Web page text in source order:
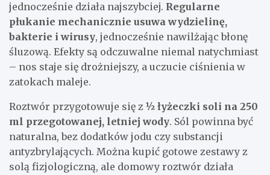
jednocześnie działa najszybciej. Regularne
płukanie mechanicznie usuwa wydzielinę,
bakterie i wirusy, jednocześnie nawilżając błonę
śluzową. Efekty są odczuwalne niemal natychmiast
– nos staje się drożniejszy, a uczucie ciśnienia w
zatokach maleje.
Roztwór przygotowuje się z ½ łyżeczki soli na 250
ml przegotowanej, letniej wody. Sól powinna być
naturalna, bez dodatków jodu czy substancji
antyzbrylających. Można kupić gotowe zestawy z
solą fizjologiczną, ale domowy roztwór działa